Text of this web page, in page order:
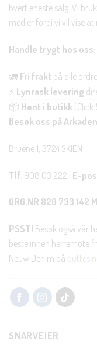
hvert eneste salg. Vi
medier fordi vi vil vise
Handle trygt hos oss:
🚛 Fri frakt på alle
⚡ Lynrask levering
📦 Hent i butikk (Click
Besøk oss på
Bruene 1, 3724 SKIEN
Tlf: 908 03 222 | E-
ORG.NR 820 733 142
PSST! Besøk også vår
beste innen herremote
Neuw Denim på
SNARVEIER